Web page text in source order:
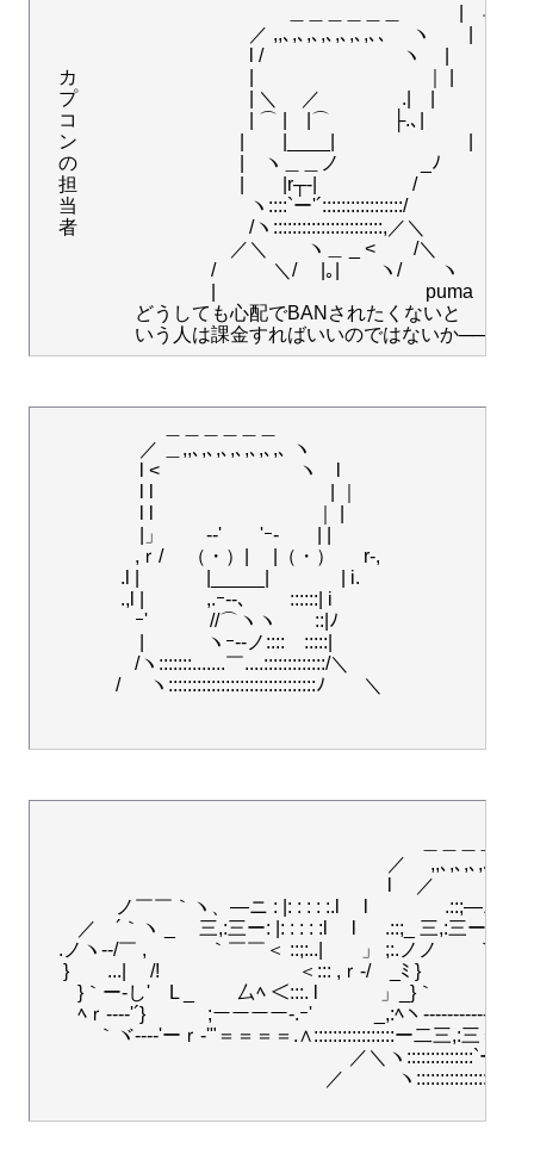
＿＿＿＿＿＿　　　|　早ければ12
／ ,,､,､,､,､,､,､,､､　 ヽ　　|　非課金一
l /　　　　　　　 ヽ 　|　　￣￣￣￣
カ　　　　　　　　　|　　　　　　　　　｜ |
プ　　　　　　　　　| ＼ 　／　　　　 .|　|
コ　　　　　　　　　| ⌒ |　|⌒　　　 ├.､|
ン 　　　　　　 　　|　　|____|　　　　　　　|
の 　　　　　　 　　|　ヽ＿＿ノ　　　　 _ﾉ
担 　　　　　　　　 |　　|r┬-|　　　　　/
当　　　　　　　　　ヽ::::`ー'´:::::::::::::::::/
者　　　　　　　　　/ヽ:::::::::::::::::::::::,／＼
／＼　　ヽ＿ _ <　　/＼
/　　　＼/ 　|｡|　　ヽ/　　ヽ
|　　　　　　　　　　　puma　|
どうしても心配でBANされたくないと
／ ＿,,､,､,､,､,､,､,､ ヽ
l <　 　　　　　　ヽ　l
|」　 　-‐'　　'ｰ-　　| |
,ｒ/　 （・）|　 |（・） 　 r-,
.l | 　　　 |_____| 　 　　 | i.
.,l |　　　 ,.ｰ-‐､　 　::::::| i
ｰ'　　　 //⌒ヽヽ　　::|ﾉ
| 　　　ヽｰ-‐ノ::::　:::::|
/ヽ:::::::.......￣....:::::::::::::/＼
/ 　 ヽ:::::::::::::::::::::::::::::::ﾉ　　＼
／　 ,,､,､,､,､,､,､,､､
l 　／ 　　　　　　
ノ￣￣｀ヽ、―ニ : |: : : : :.l 　l　　　　.::;―ニ 二
／　´｀ヽ _　 三,:三ー: |: : : : :l 　l 　 .::;_ 三,:三ー二三
.ノヽ--/￣ ,　　　 ｀￣￣＜ ::;:..|　　」 ;:.ノノ　　｀￣
}　　...|　 /!　　　　 　　　＜::: ,ｒ-/　_ﾐ }
}｀ー‐し'ゝL _　　 厶ﾍ ＜:::. l　　　 」_}｀
ﾍｒ--‐‐'´}　　　 ;ーーーー-.ｰ'　　　 _,:ﾍヽ-------------
｀ヾ---‐'ーｒ‐'"＝＝＝＝.∧:::::::::::::::::ー二三,:三＝-ニ
／＼ヽ::::::::::::::`ー
／ 　 　 ヽ:::::::::::::::::::::::::